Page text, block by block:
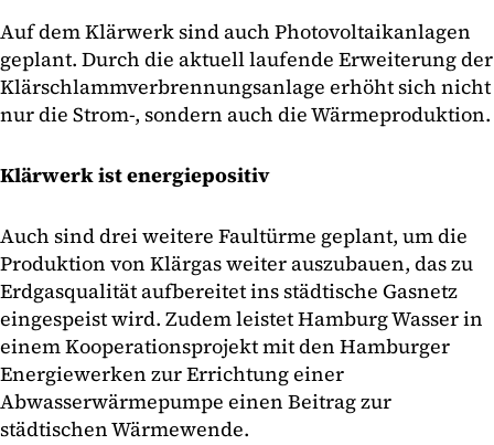
Auf dem Klärwerk sind auch Photovoltaikanlagen
geplant. Durch die aktuell laufende Erweiterung der
Klärschlammverbrennungsanlage erhöht sich nicht
nur die Strom-, sondern auch die Wärmeproduktion.
Klärwerk ist energiepositiv
Auch sind drei weitere Faultürme geplant, um die
Produktion von Klärgas weiter auszubauen, das zu
Erdgasqualität aufbereitet ins städtische Gasnetz
eingespeist wird. Zudem leistet Hamburg Wasser in
einem Kooperationsprojekt mit den Hamburger
Energiewerken zur Errichtung einer
Abwasserwärmepumpe einen Beitrag zur
städtischen Wärmewende.